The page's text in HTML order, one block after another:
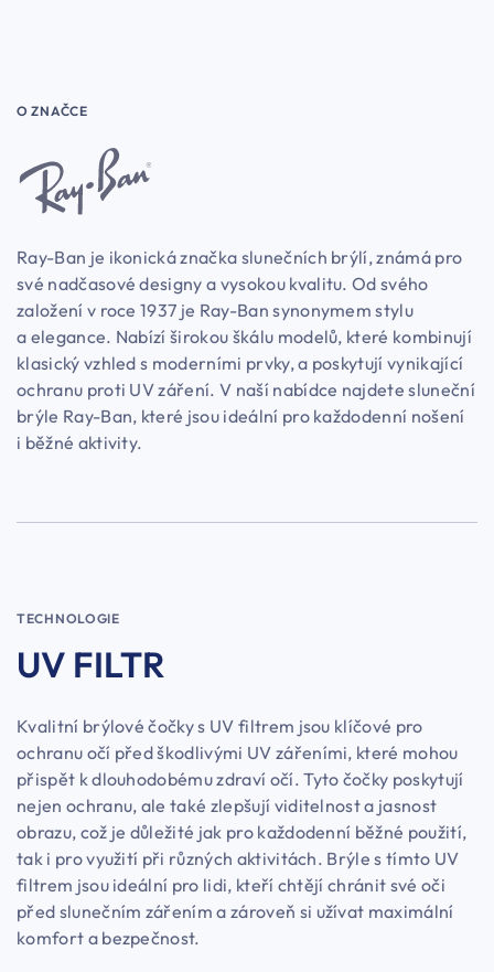
O ZNAČCE
Ray-Ban je ikonická značka slunečních brýlí, známá pro
své nadčasové designy a vysokou kvalitu. Od svého
založení v roce 1937 je Ray-Ban synonymem stylu
a elegance. Nabízí širokou škálu modelů, které kombinují
klasický vzhled s moderními prvky, a poskytují vynikající
ochranu proti UV záření. V naší nabídce najdete sluneční
brýle Ray-Ban, které jsou ideální pro každodenní nošení
i běžné aktivity.
TECHNOLOGIE
UV FILTR
Kvalitní brýlové čočky s UV filtrem jsou klíčové pro
ochranu očí před škodlivými UV zářeními, které mohou
přispět k dlouhodobému zdraví očí. Tyto čočky poskytují
nejen ochranu, ale také zlepšují viditelnost a jasnost
obrazu, což je důležité jak pro každodenní běžné použití,
tak i pro využití při různých aktivitách. Brýle s tímto UV
filtrem jsou ideální pro lidi, kteří chtějí chránit své oči
před slunečním zářením a zároveň si užívat maximální
komfort a bezpečnost.